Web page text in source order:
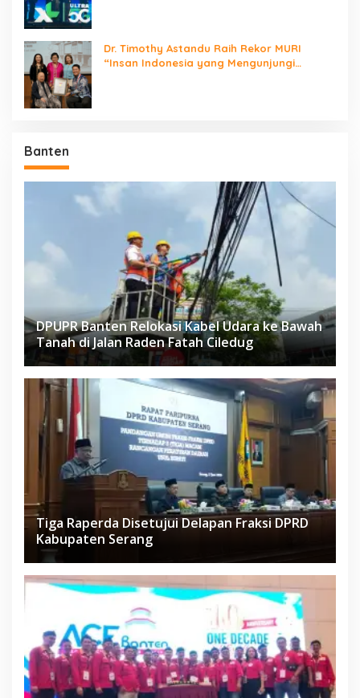
Dr. Timothy Astandu Raih Rekor MURI
“Insan Indonesia yang Mengunjungi
Banten
DPUPR Banten Relokasi Kabel Udara ke Bawah
Tanah di Jalan Raden Fatah Ciledug
Tiga Raperda Disetujui Delapan Fraksi DPRD
Kabupaten Serang